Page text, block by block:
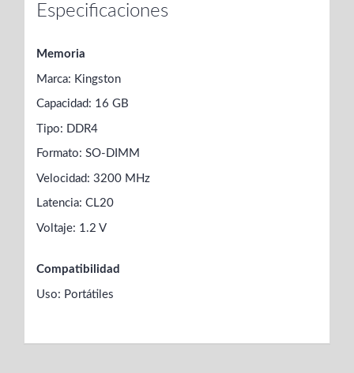
Especificaciones
Memoria
Marca: Kingston
Capacidad: 16 GB
Tipo: DDR4
Formato: SO-DIMM
Velocidad: 3200 MHz
Latencia: CL20
Voltaje: 1.2 V
Compatibilidad
Uso: Portátiles